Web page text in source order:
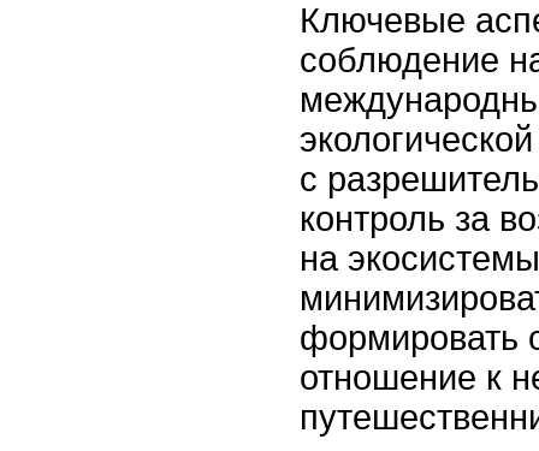
Ключевые
соблюдение
с
контроль за
на
формировать
отношение к